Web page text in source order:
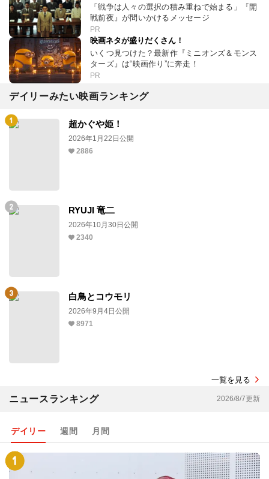
「戦争は人々の選択の積み重ねで始まる」『開
戦前夜』が問いかけるメッセージ
PR
映画ネタが盛りだくさん！
いくつ見つけた？最新作『ミニオンズ＆モンス
ターズ』は“映画作り”に奔走！
PR
デイリーみたい映画ランキング
超かぐや姫！
2026年1月22日公開
2886
RYUJI 竜二
2026年10月30日公開
2340
白鳥とコウモリ
2026年9月4日公開
8971
一覧を見る
ニュースランキング 2026/8/7更新
デイリー 週間 月間